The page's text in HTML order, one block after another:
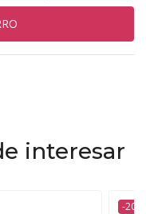
interesar
-20%